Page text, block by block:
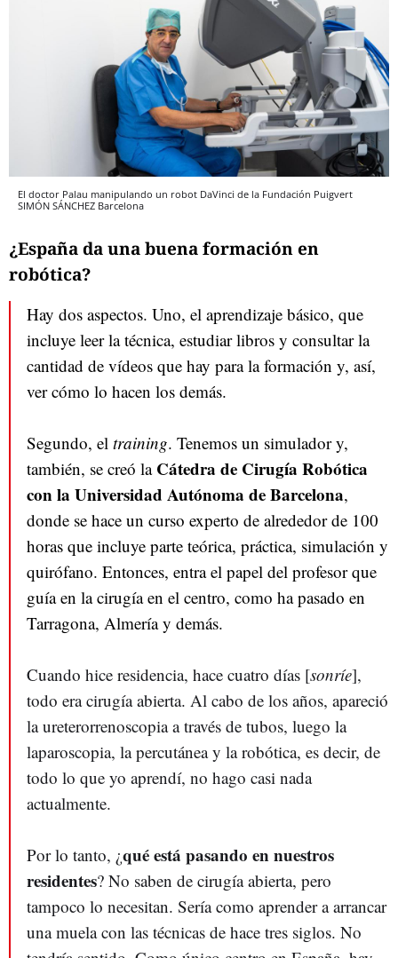
El doctor Palau manipulando un robot DaVinci de la Fundación Puigvert
SIMÓN SÁNCHEZ Barcelona
¿España da una buena formación en
robótica?
Hay dos aspectos. Uno, el aprendizaje básico, que
incluye leer la técnica, estudiar libros y consultar la
cantidad de vídeos que hay para la formación y, así,
ver cómo lo hacen los demás.
Segundo, el training. Tenemos un simulador y,
también, se creó la Cátedra de Cirugía Robótica
con la Universidad Autónoma de Barcelona,
donde se hace un curso experto de alrededor de 100
horas que incluye parte teórica, práctica, simulación y
quirófano. Entonces, entra el papel del profesor que
guía en la cirugía en el centro, como ha pasado en
Tarragona, Almería y demás.
Cuando hice residencia, hace cuatro días [sonríe],
todo era cirugía abierta. Al cabo de los años, apareció
la ureterorrenoscopia a través de tubos, luego la
laparoscopia, la percutánea y la robótica, es decir, de
todo lo que yo aprendí, no hago casi nada
actualmente.
Por lo tanto, ¿qué está pasando en nuestros
residentes? No saben de cirugía abierta, pero
tampoco lo necesitan. Sería como aprender a arrancar
una muela con las técnicas de hace tres siglos. No